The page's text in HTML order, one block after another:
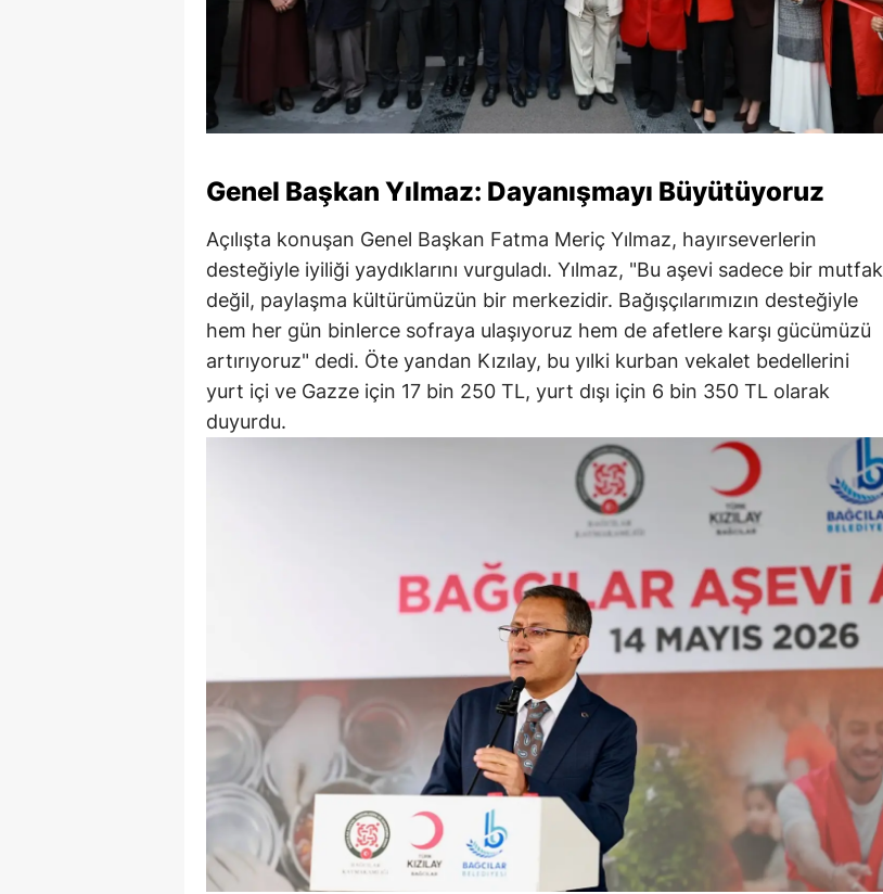
Genel Başkan Yılmaz: Dayanışmayı Büyütüyoruz
Açılışta konuşan Genel Başkan Fatma Meriç Yılmaz, hayırseverlerin
desteğiyle iyiliği yaydıklarını vurguladı. Yılmaz, "Bu aşevi sadece bir mutfak
değil, paylaşma kültürümüzün bir merkezidir. Bağışçılarımızın desteğiyle
hem her gün binlerce sofraya ulaşıyoruz hem de afetlere karşı gücümüzü
artırıyoruz" dedi. Öte yandan Kızılay, bu yılki kurban vekalet bedellerini
yurt içi ve Gazze için 17 bin 250 TL, yurt dışı için 6 bin 350 TL olarak
duyurdu.